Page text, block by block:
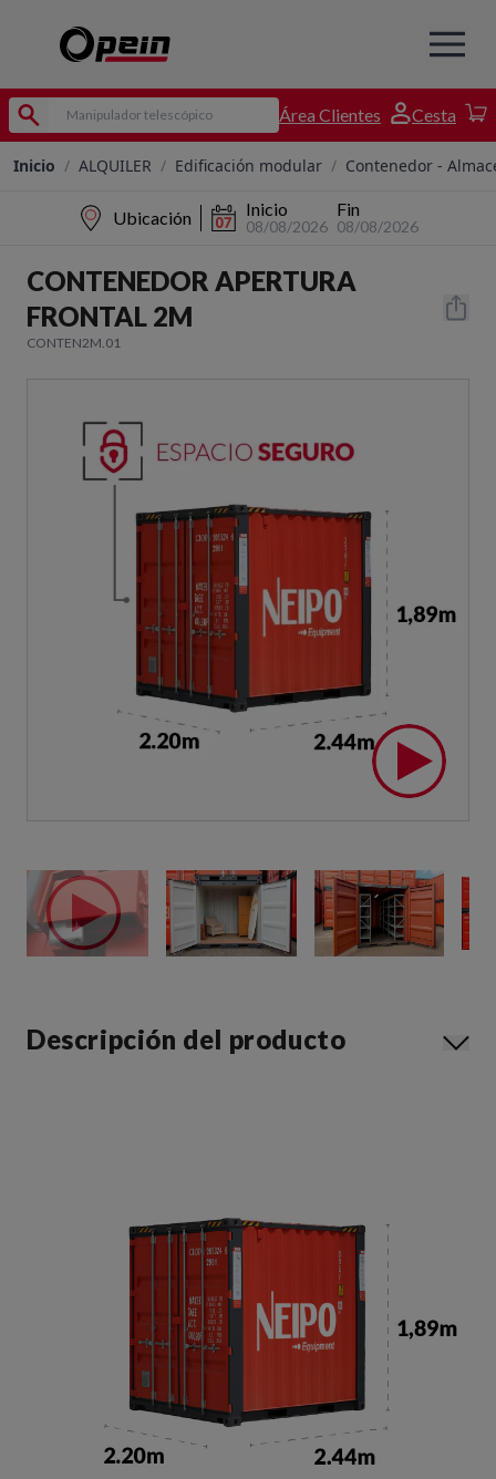
Área Clientes Cesta
Inicio / ALQUILER / Edificación modular / Contenedor -
Ubicación Inicio
08/08/2026
Fin
08/08/2026
CONTENEDOR APERTURA
FRONTAL 2M
CONTEN2M.01
Descripción del producto